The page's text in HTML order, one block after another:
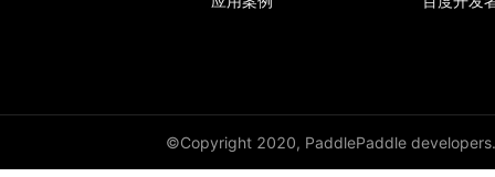
©Copyright 2020, PaddlePaddle developers.